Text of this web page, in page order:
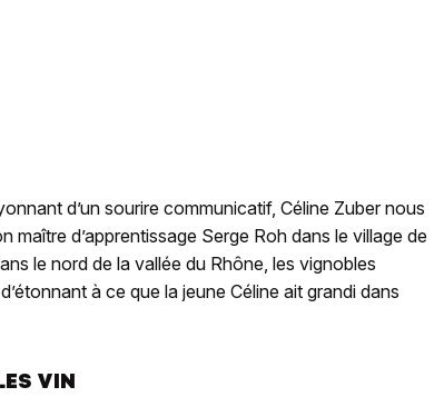
d’un sourire communicatif, Céline Zuber nous
maître d’apprentissage Serge Roh dans le village de
le nord de la vallée du Rhône, les vignobles
à ce que la jeune Céline ait grandi dans
VIN